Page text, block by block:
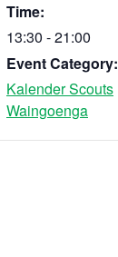
Time:
13:30 - 21:00
Event Category:
Kalender Scouts
Waingoenga